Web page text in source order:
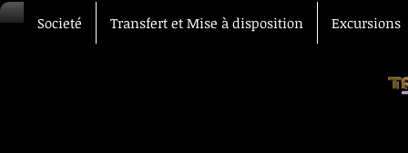
Societé Transfert et Mise à disposition Excursions